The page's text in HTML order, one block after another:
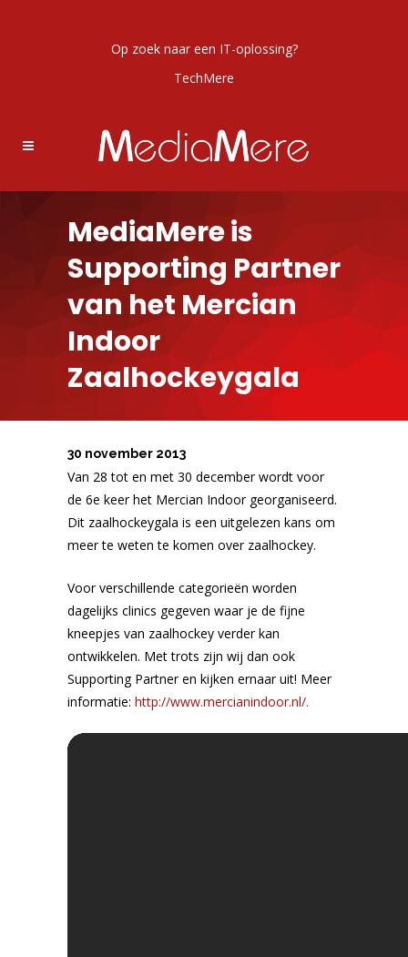
Op zoek naar een IT-oplossing?
TechMere
MediaMere is
Supporting Partner
van het Mercian
Indoor
Zaalhockeygala
30 november 2013
Van 28 tot en met 30 december wordt voor
de 6e keer het Mercian Indoor georganiseerd.
Dit zaalhockeygala is een uitgelezen kans om
meer te weten te komen over zaalhockey.
Voor verschillende categorieën worden
dagelijks clinics gegeven waar je de fijne
kneepjes van zaalhockey verder kan
ontwikkelen. Met trots zijn wij dan ook
Supporting Partner en kijken ernaar uit! Meer
informatie: http://www.mercianindoor.nl/.